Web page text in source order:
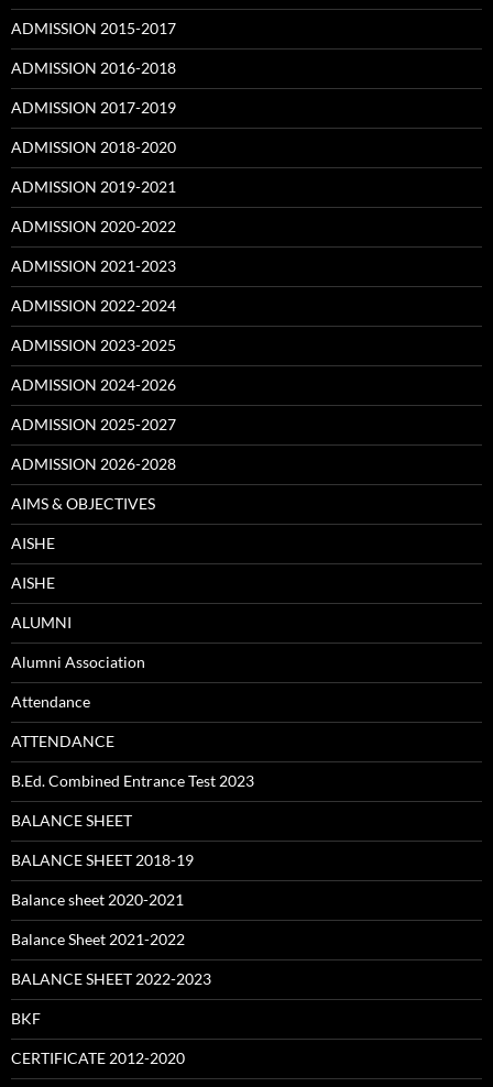
ADMISSION 2015-2017
ADMISSION 2016-2018
ADMISSION 2017-2019
ADMISSION 2018-2020
ADMISSION 2019-2021
ADMISSION 2020-2022
ADMISSION 2021-2023
ADMISSION 2022-2024
ADMISSION 2023-2025
ADMISSION 2024-2026
ADMISSION 2025-2027
ADMISSION 2026-2028
AIMS & OBJECTIVES
AISHE
AISHE
ALUMNI
Alumni Association
Attendance
ATTENDANCE
B.Ed. Combined Entrance Test 2023
BALANCE SHEET
BALANCE SHEET 2018-19
Balance sheet 2020-2021
Balance Sheet 2021-2022
BALANCE SHEET 2022-2023
BKF
CERTIFICATE 2012-2020